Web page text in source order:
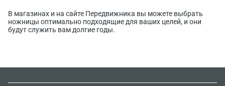
В магазинах и на сайте Передвижника вы можете выбрать
ножницы оптимально подходящие для ваших целей, и они
будут служить вам долгие годы.